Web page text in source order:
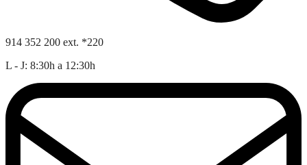
914 352 200 ext. *220
L - J: 8:30h a 12:30h